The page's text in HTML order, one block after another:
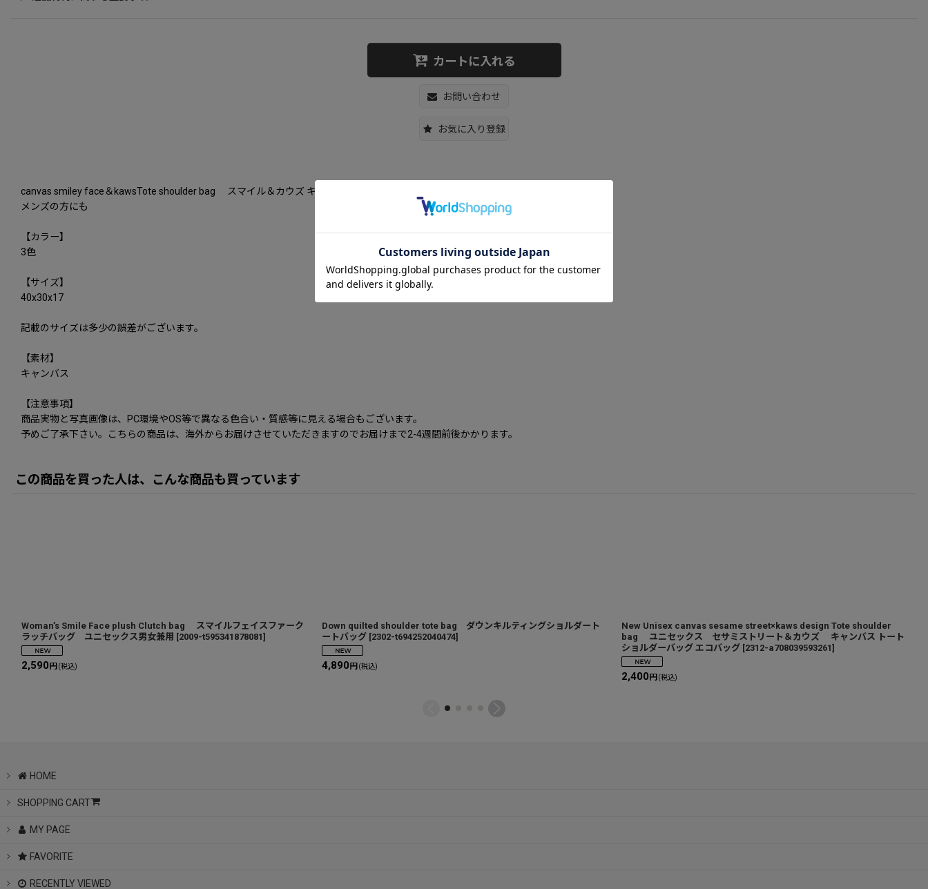
カートに入れる
お問い合わせ
お気に入り登録
canvas smiley face＆kawsTote shoulder bag スマイル＆カウズ キャンバス トート ショルダーバッグ エコバッグ
メンズの方にも
【カラー】
3色
【サイズ】
40x30x17
記載のサイズは多少の誤差がございます。
【素材】
キャンバス
【注意事項】
商品実物と写真画像は、PC環境やOS等で異なる色合い・質感等に見える場合もございます。
予めご了承下さい。こちらの商品は、海外からお届けさせていただきますのでお届けまで2-4週間前後かかります。
この商品を買った人は、こんな商品も買っています
Woman’s Smile Face plush Clutch bag スマイルフェイスファーク
ラッチバッグ ユニセックス男女兼用 [2009-t595341878081]
2,590 円 (税込)
Down quilted shoulder tote bag ダウンキルティングショルダート
ートバッグ [2302-t694252040474]
4,890 円 (税込)
New Unisex canvas sesame street×kaws design Tote shoulder
bag ユニセックス セサミストリート＆カウズ キャンバス トート
ショルダーバッグ エコバッグ [2312-a708039593261]
2,400 円 (税込)
HOME
SHOPPING CART
MY PAGE
FAVORITE
RECENTLY VIEWED